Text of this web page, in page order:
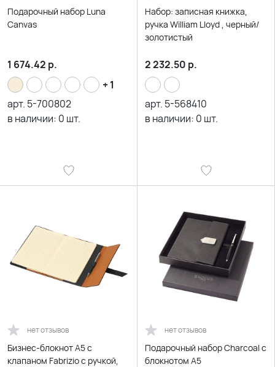
Подарочный набор Luna
Canvas
1 674.42 р.
+ 1
арт. 5-700802
в наличии: 0 шт.
Набор: записная книжка,
ручка William Lloyd , черный/
золотистый
2 232.50 р.
арт. 5-568410
в наличии: 0 шт.
нет отзывов
Бизнес-блокнот А5 с
клапаном Fabrizio с ручкой,
нет отзывов
Подарочный набор Charcoal с
блокнотом А5